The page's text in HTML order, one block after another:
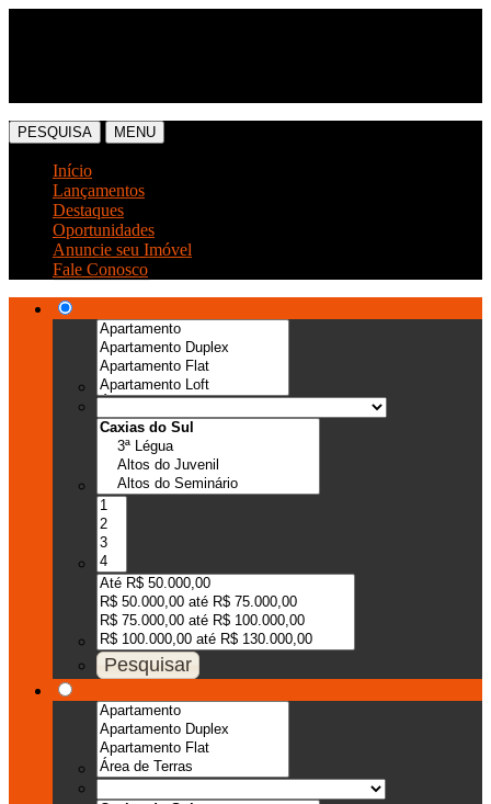
PESQUISA MENU
Início
Lançamentos
Destaques
Oportunidades
Anuncie seu Imóvel
Fale Conosco